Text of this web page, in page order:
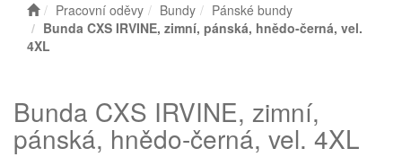
Pracovní oděvy Bundy
Pánské bundy
Bunda CXS IRVINE, zimní, pánská, hnědo-černá, vel.
4XL
Bunda CXS IRVINE, zimní,
pánská, hnědo-černá, vel. 4XL